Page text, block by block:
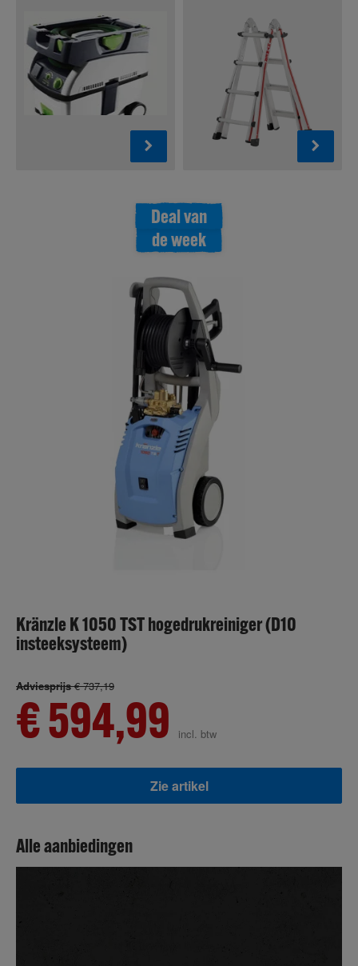
de week
Deal van
Kränzle K 1050 TST hogedrukreiniger (D10
insteeksysteem)
Adviesprijs€ 737,19
€ 594,99 incl. btw
Zie artikel
Alle aanbiedingen